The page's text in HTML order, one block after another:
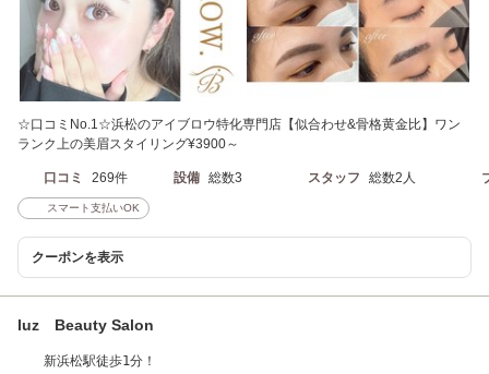
☆口コミNo.1☆浜松のアイブロウ特化専門店【似合わせ&骨格黄金比】ワン
ランク上の美眉スタイリング¥3900～
口コミ 269件 設備 総数3 スタッフ 総数2人
スマート支払いOK
クーポンを表示
luz Beauty Salon
新浜松駅徒歩1分！